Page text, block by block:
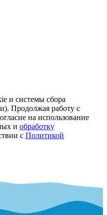
и системы сбора
Продолжая работу с
на использование
и обработку
с Политикой